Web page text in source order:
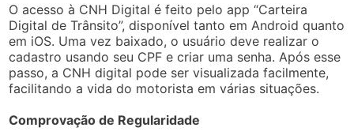
O acesso à CNH Digital é feito pelo app “Carteira
Digital de Trânsito”, disponível tanto em Android quanto
em iOS. Uma vez baixado, o usuário deve realizar o
cadastro usando seu CPF e criar uma senha. Após esse
passo, a CNH digital pode ser visualizada facilmente,
facilitando a vida do motorista em várias situações.
Comprovação de Regularidade